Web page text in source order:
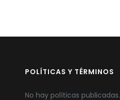
POLÍTICAS Y TÉRMINOS
No hay políticas publicadas.